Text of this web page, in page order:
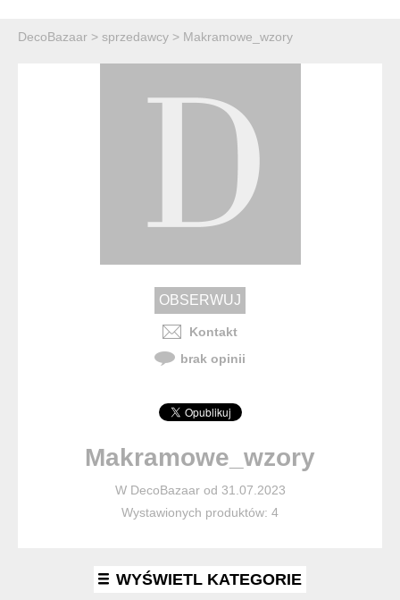
DecoBazaar > sprzedawcy > Makramowe_wzory
Kontakt
brak opinii
Makramowe_wzory
W DecoBazaar od 31.07.2023
Wystawionych produktów: 4
WYŚWIETL KATEGORIE